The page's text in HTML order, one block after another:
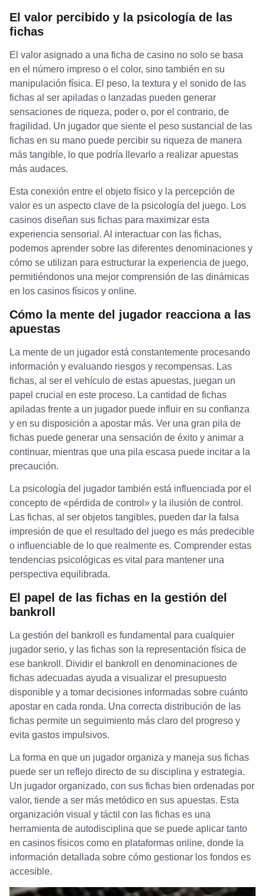
El valor percibido y la psicología de las
fichas
El valor asignado a una ficha de casino no solo se basa
en el número impreso o el color, sino también en su
manipulación física. El peso, la textura y el sonido de las
fichas al ser apiladas o lanzadas pueden generar
sensaciones de riqueza, poder o, por el contrario, de
fragilidad. Un jugador que siente el peso sustancial de las
fichas en su mano puede percibir su riqueza de manera
más tangible, lo que podría llevarlo a realizar apuestas
más audaces.
Esta conexión entre el objeto físico y la percepción de
valor es un aspecto clave de la psicología del juego. Los
casinos diseñan sus fichas para maximizar esta
experiencia sensorial. Al interactuar con las fichas,
podemos aprender sobre las diferentes denominaciones y
cómo se utilizan para estructurar la experiencia de juego,
permitiéndonos una mejor comprensión de las dinámicas
en los casinos físicos y online.
Cómo la mente del jugador reacciona a las
apuestas
La mente de un jugador está constantemente procesando
información y evaluando riesgos y recompensas. Las
fichas, al ser el vehículo de estas apuestas, juegan un
papel crucial en este proceso. La cantidad de fichas
apiladas frente a un jugador puede influir en su confianza
y en su disposición a apostar más. Ver una gran pila de
fichas puede generar una sensación de éxito y animar a
continuar, mientras que una pila escasa puede incitar a la
precaución.
La psicología del jugador también está influenciada por el
concepto de «pérdida de control» y la ilusión de control.
Las fichas, al ser objetos tangibles, pueden dar la falsa
impresión de que el resultado del juego es más predecible
o influenciable de lo que realmente es. Comprender estas
tendencias psicológicas es vital para mantener una
perspectiva equilibrada.
El papel de las fichas en la gestión del
bankroll
La gestión del bankroll es fundamental para cualquier
jugador serio, y las fichas son la representación física de
ese bankroll. Dividir el bankroll en denominaciones de
fichas adecuadas ayuda a visualizar el presupuesto
disponible y a tomar decisiones informadas sobre cuánto
apostar en cada ronda. Una correcta distribución de las
fichas permite un seguimiento más claro del progreso y
evita gastos impulsivos.
La forma en que un jugador organiza y maneja sus fichas
puede ser un reflejo directo de su disciplina y estrategia.
Un jugador organizado, con sus fichas bien ordenadas por
valor, tiende a ser más metódico en sus apuestas. Esta
organización visual y táctil con las fichas es una
herramienta de autodisciplina que se puede aplicar tanto
en casinos físicos como en plataformas online, donde la
información detallada sobre cómo gestionar los fondos es
accesible.